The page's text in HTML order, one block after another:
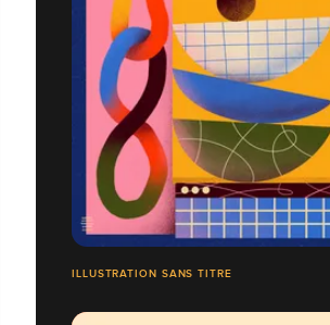
ILLUSTRATION SANS TITRE